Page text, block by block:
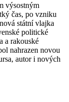
výsostným
čas, po vzniku
státní vlajka
politické
a rakouské
nahrazen novou
autor i nových